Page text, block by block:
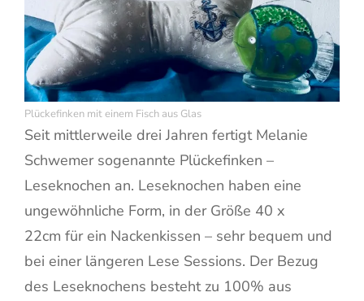
Plückefinken mit einem Fisch aus Glas
Seit mittlerweile drei Jahren fertigt Melanie
Schwemer sogenannte Plückefinken –
Leseknochen an. Leseknochen haben eine
ungewöhnliche Form, in der Größe 40 x
22cm für ein Nackenkissen – sehr bequem und
bei einer längeren Lese Sessions. Der Bezug
des Leseknochens besteht zu 100% aus